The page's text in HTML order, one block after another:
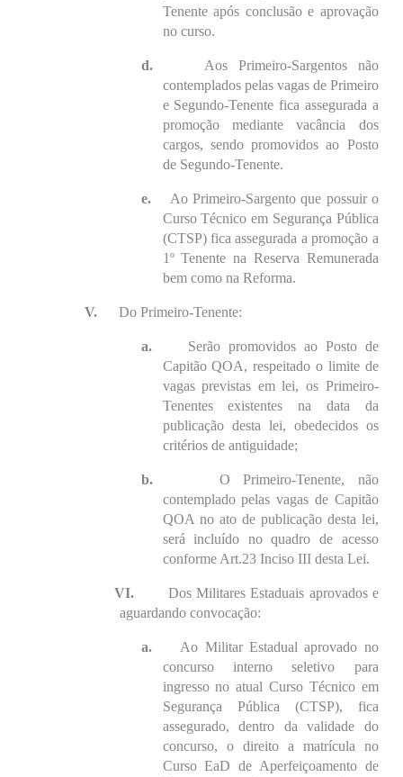
Tenente após conclusão e aprovação
no curso.
d.
Aos Primeiro-Sargentos não
contemplados pelas vagas de Primeiro
e Segundo-Tenente fica assegurada a
promoção mediante vacância dos
cargos, sendo promovidos ao Posto
de Segundo-Tenente.
e.
Ao Primeiro-Sargento que possuir o
Curso Técnico em Segurança Pública
(CTSP) fica assegurada a promoção a
1º Tenente na Reserva Remunerada
bem como na Reforma.
V. Do Primeiro-Tenente:
a.
Serão promovidos ao Posto de
Capitão QOA, respeitado o limite de
vagas previstas em lei, os Primeiro-
Tenentes existentes na data da
publicação desta lei, obedecidos os
critérios de antiguidade;
b.
O Primeiro-Tenente, não
contemplado pelas vagas de Capitão
QOA no ato de publicação desta lei,
será incluído no quadro de acesso
conforme Art.23 Inciso III desta Lei.
VI.
Dos Militares Estaduais aprovados e
aguardando convocação:
a.
Ao Militar Estadual aprovado no
concurso interno seletivo para
ingresso no atual Curso Técnico em
Segurança Pública (CTSP), fica
assegurado, dentro da validade do
concurso, o direito a matrícula no
Curso EaD de Aperfeiçoamento de